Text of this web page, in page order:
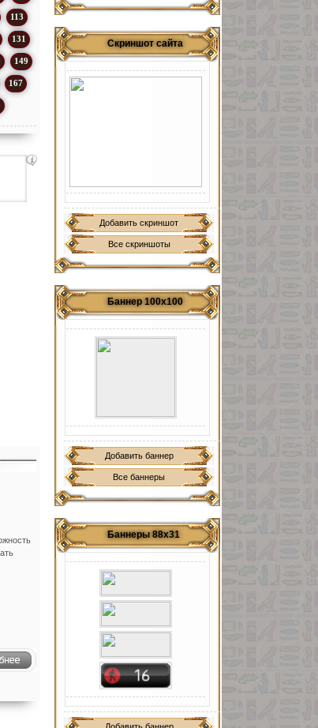
Скриншот сайта
Добавить скриншот
Все скриншоты
Баннер 100х100
Добавить баннер
Все баннеры
Баннеры 88х31
113
131
149
167